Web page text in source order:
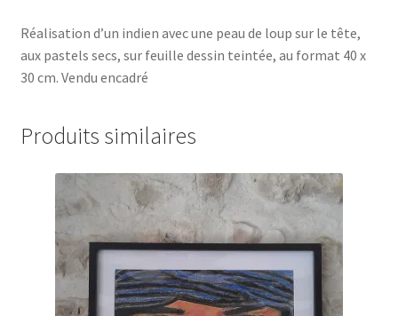
Réalisation d’un indien avec une peau de loup sur le tête,
aux pastels secs, sur feuille dessin teintée, au format 40 x
30 cm. Vendu encadré
Produits similaires